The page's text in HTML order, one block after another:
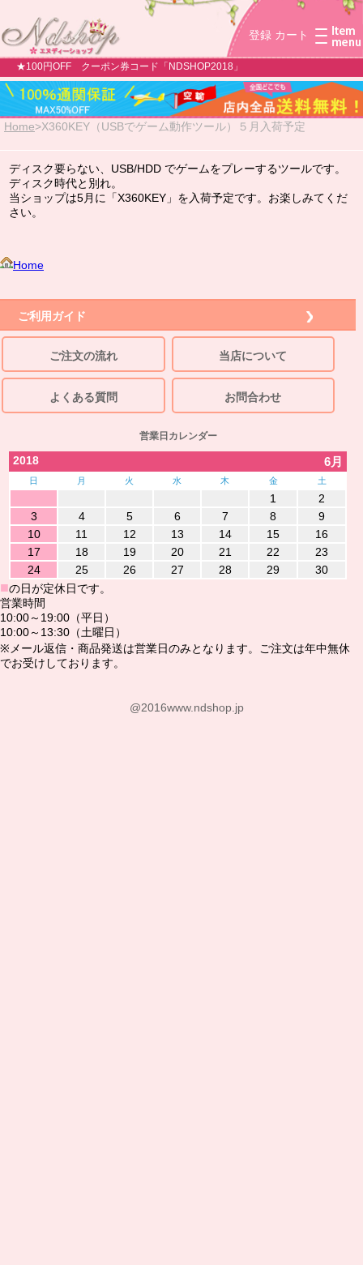
登録 カート
★100円OFF クーポン券コード「NDSHOP2018」
Home>X360KEY（USBでゲーム動作ツール）５月入荷予定
ディスク要らない、USB/HDD でゲームをプレーするツールです。
ディスク時代と別れ。
当ショップは5月に「X360KEY」を入荷予定です。お楽しみてくだ
さい。
Home
ご利用ガイド
ご注文の流れ 当店について
よくある質問 お問合わせ
営業日カレンダー
2018 6月
日 月 火 水 木 金 土
1
2
3
4 5 6 7 8
9
10
11 12 13 14 15
16
17
18 19 20 21 22
23
24
25 26 27 28 29 30
■の日が定休日です。
営業時間
10:00～19:00（平日）
10:00～13:30（土曜日）
※メール返信・商品発送は営業日のみとなります。ご注文は年中無休
でお受けしております。
@2016www.ndshop.jp